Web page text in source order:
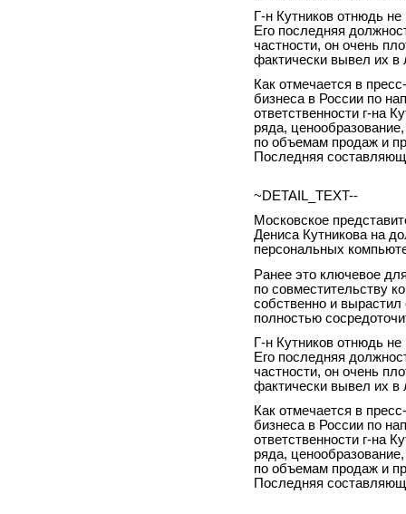
Г-н Кутников отнюдь
Его последняя
частности, он очень
фактически вывел их в
Как отмечается в
бизнеса в России по
ответственности г-на
ряда,
по объемам продаж и
Последняя
~DETAIL_TEXT--
Московское
Дениса Кутникова на
персональных
Ранее это ключевое
по совместительству
собственно и
полностью
Г-н Кутников отнюдь
Его последняя
частности, он очень
фактически вывел их в
Как отмечается в
бизнеса в России по
ответственности г-на
ряда,
по объемам продаж и
Последняя